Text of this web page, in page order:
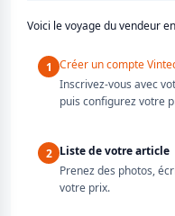
Voici le voyage du vendeur
1 Créer un compte
Inscrivez-vous avec
puis configurez votre
2 Liste de votre article
Prenez des photos,
votre prix.